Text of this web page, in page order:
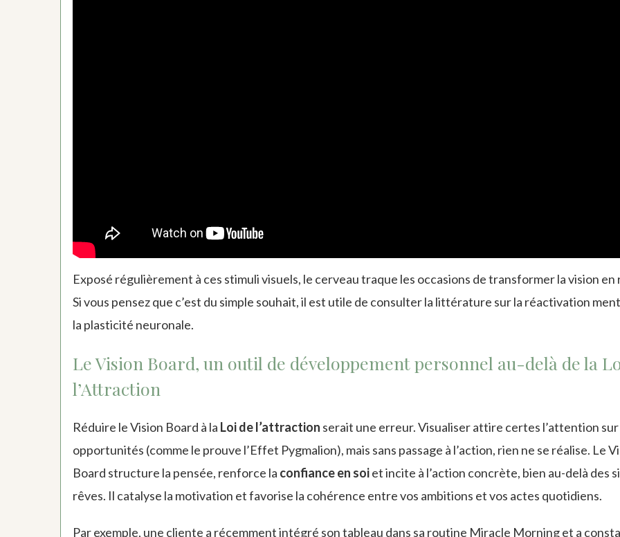
Exposé régulièrement à ces stimuli visuels, le cerveau traque les occasions de transformer la vision en
Si vous pensez que c’est du simple souhait, il est utile de consulter la littérature sur la réactivation
la plasticité neuronale.
Le Vision Board, un outil de développement personnel au-delà de la
l’Attraction
Réduire le Vision Board à la Loi de l’attraction serait une erreur. Visualiser attire certes l’attention sur
opportunités (comme le prouve l’Effet Pygmalion), mais sans passage à l’action, rien ne se réalise. Le
Board structure la pensée, renforce la confiance en soiet incite à l’action concrète, bien au-delà des
rêves. Il catalyse la motivation et favorise la cohérence entre vos ambitions et vos actes quotidiens.
Par exemple, une cliente a récemment intégré son tableau dans sa routine Miracle Morning et a